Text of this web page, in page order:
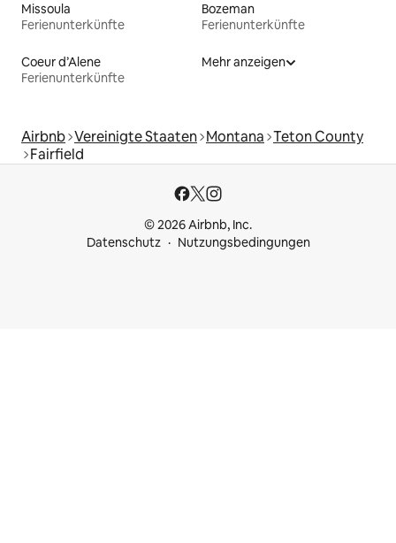
Missoula
Ferienunterkünfte
Bozeman
Ferienunterkünfte
Coeur d’Alene
Ferienunterkünfte
Mehr anzeigen
Airbnb Vereinigte Staaten Montana Teton County
Fairfield
© 2026 Airbnb, Inc.
Datenschutz
Nutzungsbedingungen